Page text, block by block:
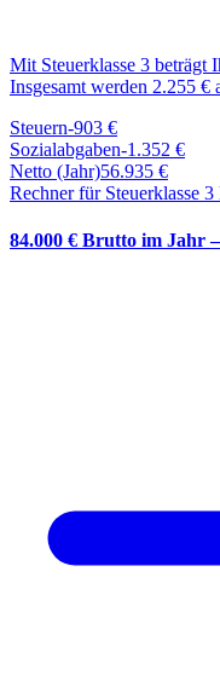
Mit Steuerklasse 3 beträgt
Insgesamt werden 2.255 €
Steuern-903 €
Sozialabgaben-1.352 €
Netto (Jahr)56.935 €
Rechner für Steuerklasse 3
84.000 € Brutto im Jahr